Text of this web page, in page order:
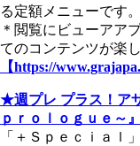
る定額メニューです。
＊閲覧にビューアア
てのコンテンツが楽し
【https://
★週プレ プラス！ア
ｐｒｏｌｏｇｕｅ～』
「＋Ｓｐｅｃｉａｌ